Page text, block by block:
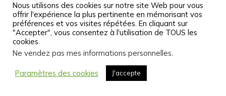
Sortie casque stéréo TRS 1/4 ″
Entrée / sortie MIDI
Compatible iPad
Alimenté par USB
Nous utilisons des cookies sur notre site Web pour vous
offrir l'expérience la plus pertinente en mémorisant vos
préférences et vos visites répétées. En cliquant sur
"Accepter", vous consentez à l'utilisation de TOUS les
cookies.
Ne vendez pas mes informations personnelles.
Paramètres des cookies J'accepte